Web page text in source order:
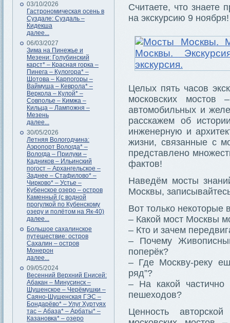
03/10/2026
Гастрономическая осень в
Суздале: Суздаль –
Кидекша
далее...
06/03/2027
Зима на Пинежье и
Мезени: Голубинский
карст* – Красная горка –
Пинега – Кулогора* –
Шотова – Карпогоры –
Ваймуша – Кеврола* –
Веркола – Кулой* –
Совполье – Кимжа –
Кильца – Лампожня –
Мезень
далее...
30/05/2026
Летняя Вологодчина:
Аэропорт Вологда* –
Вологда – Прилуки –
Кадников – Ильинский
погост – Архангельское –
Заднее – Стафилово* –
Чирково* – Устье –
Кубенское озеро – остров
Каменный (с водной
прогулкой по Кубенскому
озеру и полётом на Як-40)
далее...
Большое сахалинское
путешествие: остров
Сахалин – остров
Монерон
далее...
09/05/2024
Весенний Верхний Енисей:
Абакан – Минусинск –
Шушенское – Черёмушки –
Саяно-Шушенская ГЭС –
Бондарёво* – Улуг Хуртуях
тас – Абаза* – Арбаты* –
Казановка* – озеро
Считаете, что знаете
на экскурсию 9 ноября!
Целых пять часов
московских
автомобильных и
расскажем об
инженерную и
жизни, связанные с
представлено
фактов!
Наведём мосты
Москвы,
Вот только некоторые
– Какой мост Москвы
– Кто и зачем
– Почему
поперёк?
– Где Москву-реку
ряд”?
– На какой
пешеходов?
Ценность